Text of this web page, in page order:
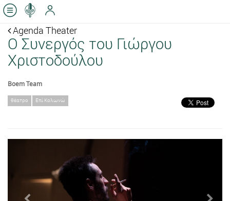
Agenda Theater
Ο Συνεργός του Γιώργου
Χριστοδούλου
Boem Team
θέατρο Επί Κολωνώ